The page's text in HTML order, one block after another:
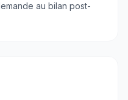
au bilan post-